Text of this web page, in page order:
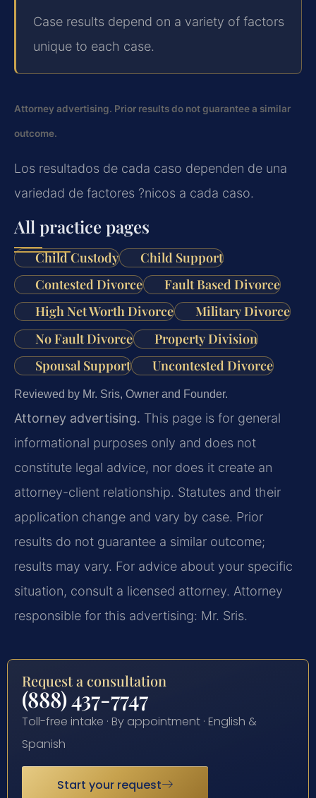
Case results depend on a variety of factors
unique to each case.
Attorney advertising. Prior results do not guarantee a similar
outcome.
Los resultados de cada caso dependen de una
variedad de factores ?nicos a cada caso.
All practice pages
Child Custody
Child Support
Contested Divorce
Fault Based Divorce
High Net Worth Divorce
Military Divorce
No Fault Divorce
Property Division
Spousal Support
Uncontested Divorce
Reviewed by Mr. Sris, Owner and Founder.
Attorney advertising. This page is for general
informational purposes only and does not
constitute legal advice, nor does it create an
attorney-client relationship. Statutes and their
application change and vary by case. Prior
results do not guarantee a similar outcome;
results may vary. For advice about your specific
situation, consult a licensed attorney. Attorney
responsible for this advertising: Mr. Sris.
Request a consultation
(888) 437-7747
Toll-free intake · By appointment · English &
Spanish
Start your request